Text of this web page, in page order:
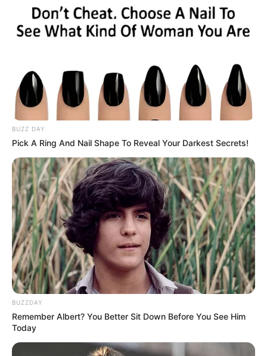
(foto: infohargamenu)
Selain nasi goreng, ternyata mie goreng juga menjadi menu favorit
di Solaria. Mie goreng bukanlah menu baru, karena sudah ada
sejak Solaria didirikan. Tapi varian rasanya selalu update, agar
konsumen tidak bosan.
Mie goreng Solaria punya banyak jenis
toppingdan bumbunya
pas.Topping -nya ada daging sapi, daging ayam, bakso, cumi,
udang, dan lain-lain. Tekstur mienya lembut, sehingga cocok
untuk dimakan oleh semua umur.
3. Kwetiau
BUZZ DAY
Pick A Ring And Nail Shape To Reveal Your Darkest Secrets!
BUZZDAY
Remember Albert? You Better Sit Down Before You See Him
Today